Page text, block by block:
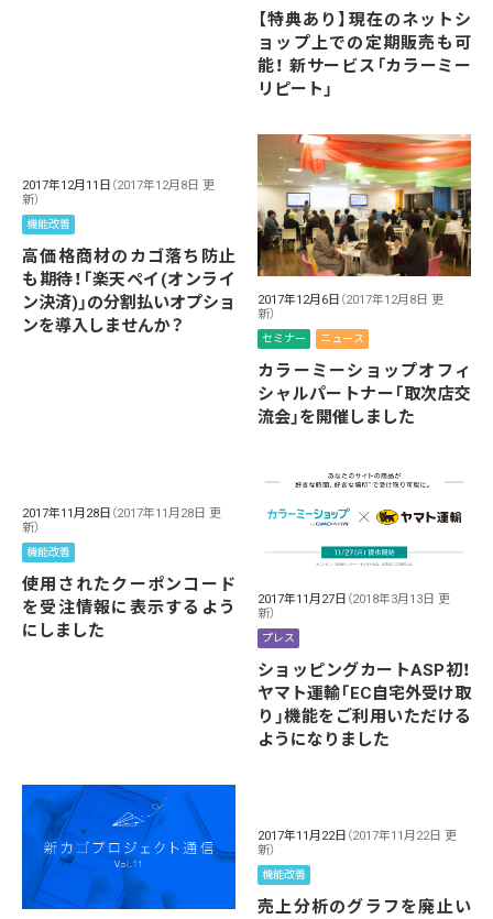
【特典あり】現在のネットシ
ョップ上での定期販売も可
能！ 新サービス「カラーミー
リピート」
2017年12月11日 （2017年12月8日 更
新）
機能改善
高価格商材のカゴ落ち防止
も期待！「楽天ペイ(オンライ
ン決済)」の分割払いオプショ
ンを導入しませんか？
2017年12月6日 （2017年12月8日 更
新）
セミナー ニュース
カラーミーショップオフィ
シャルパートナー「取次店交
流会」を開催しました
2017年11月28日 （2017年11月28日 更
新）
機能改善
使用されたクーポンコード
を受注情報に表示するよう
にしました
2017年11月27日 （2018年3月13日 更
新）
プレス
ショッピングカートASP初！
ヤマト運輸「EC自宅外受け取
り」機能をご利用いただける
ようになりました
2017年11月22日 （2017年11月22日 更
新）
機能改善
売上分析のグラフを廃止い